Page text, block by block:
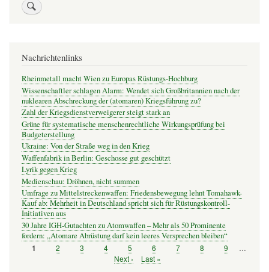
Nachrichtenlinks
Rheinmetall macht Wien zu Europas Rüstungs-Hochburg
Wissenschaftler schlagen Alarm: Wendet sich Großbritannien nach der
nuklearen Abschreckung der (atomaren) Kriegsführung zu?
Zahl der Kriegsdienstverweigerer steigt stark an
Grüne für systematische menschenrechtliche Wirkungsprüfung bei
Budgeterstellung
Ukraine: Von der Straße weg in den Krieg
Waffenfabrik in Berlin: Geschosse gut geschützt
Lyrik gegen Krieg
Medienschau: Dröhnen, nicht summen
Umfrage zu Mittelstreckenwaffen: Friedensbewegung lehnt Tomahawk-
Kauf ab: Mehrheit in Deutschland spricht sich für Rüstungskontroll-
Initiativen aus
30 Jahre IGH-Gutachten zu Atomwaffen – Mehr als 50 Prominente
fordern: „Atomare Abrüstung darf kein leeres Versprechen bleiben“
Seitennummerierung
Seite
1 Seite
2 Seite
3 Seite
4 Seite
5 Seite
6 Seite
7 Seite
8 Seite
9
…
Nächste
Next ›
Letzte
Last »